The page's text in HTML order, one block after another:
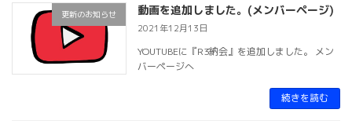
更新のお知らせ 動画を追加しました。(メンバーページ)
2021年12月13日
YOUTUBEに『R3納会』を追加しました。 メン
バーページへ
続きを読む